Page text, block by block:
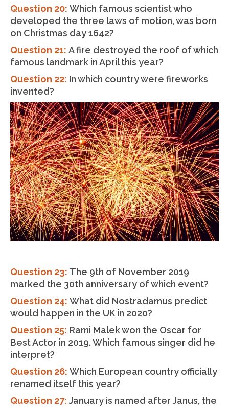
Question 20: Which famous scientist who
developed the three laws of motion, was born
on Christmas day 1642?
Question 21: A fire destroyed the roof of which
famous landmark in April this year?
Question 22: In which country were fireworks
invented?
Question 23: The 9th of November 2019
marked the 30th anniversary of which event?
Question 24: What did Nostradamus predict
would happen in the UK in 2020?
Question 25: Rami Malek won the Oscar for
Best Actor in 2019. Which famous singer did he
interpret?
Question 26: Which European country officially
renamed itself this year?
Question 27: January is named after Janus, the